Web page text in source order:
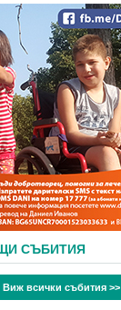
СЪБИТИЯ
Виж всички събития >>